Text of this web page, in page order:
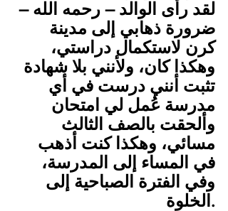
ضرورة ذهابي إلى مدينة
كرن لاستكمال دراستي،
وهكذا كان، ولأنني بلا شهادة
تثبت أنني درست في أي
مدرسة عُمل لي امتحان
وألحقت بالصف الثالث
مسائي، وهكذا كنت أذهب
في المساء إلى المدرسة،
وفي الفترة الصباحية إلى
الخلوة.